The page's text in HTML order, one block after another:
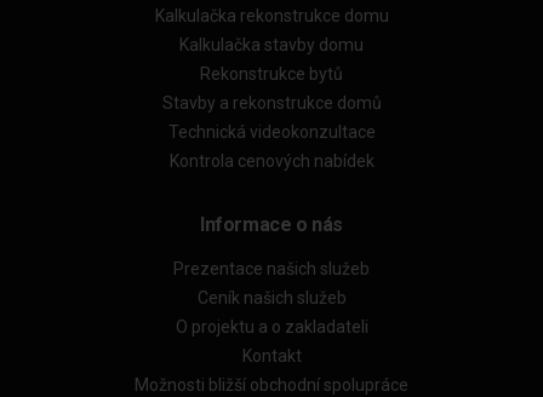
Kalkulačka rekonstrukce domu
Kalkulačka stavby domu
Rekonstrukce bytů
Stavby a rekonstrukce domů
Technická videokonzultace
Kontrola cenových nabídek
Informace o nás
Prezentace našich služeb
Ceník našich služeb
O projektu a o zakladateli
Kontakt
Možnosti bližší obchodní spolupráce